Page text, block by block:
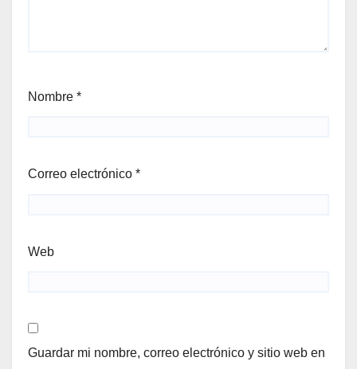
Nombre *
Correo electrónico *
Web
Guardar mi nombre, correo electrónico y sitio web en